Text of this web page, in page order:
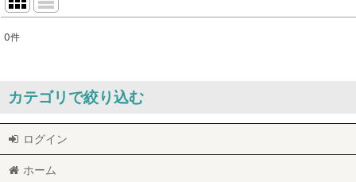
並び順:
0件
カテゴリで絞り込む
プロフェム シャンプー&コンディショナー (全商品)
クイックウォッシュ
ログイン
ホーム